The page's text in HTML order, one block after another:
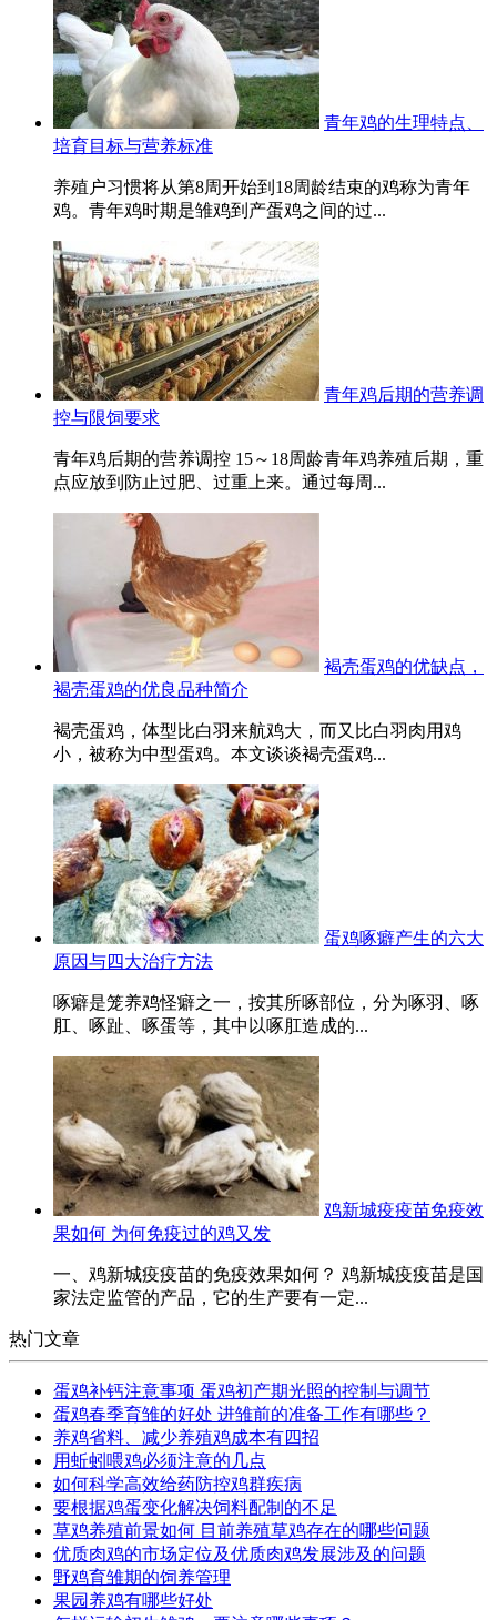
青年鸡的生理特点、
培育目标与营养标准
养殖户习惯将从第8周开始到18周龄结束的鸡称为青年
鸡。青年鸡时期是雏鸡到产蛋鸡之间的过...
青年鸡后期的营养调
控与限饲要求
青年鸡后期的营养调控 15～18周龄青年鸡养殖后期，重
点应放到防止过肥、过重上来。通过每周...
褐壳蛋鸡的优缺点，
褐壳蛋鸡的优良品种简介
褐壳蛋鸡，体型比白羽来航鸡大，而又比白羽肉用鸡
小，被称为中型蛋鸡。本文谈谈褐壳蛋鸡...
蛋鸡啄癖产生的六大
原因与四大治疗方法
啄癖是笼养鸡怪癖之一，按其所啄部位，分为啄羽、啄
肛、啄趾、啄蛋等，其中以啄肛造成的...
鸡新城疫疫苗免疫效
果如何 为何免疫过的鸡又发
一、鸡新城疫疫苗的免疫效果如何？ 鸡新城疫疫苗是国
家法定监管的产品，它的生产要有一定...
热门文章
蛋鸡补钙注意事项 蛋鸡初产期光照的控制与调节
蛋鸡春季育雏的好处 进雏前的准备工作有哪些？
养鸡省料、减少养殖鸡成本有四招
用蚯蚓喂鸡必须注意的几点
如何科学高效给药防控鸡群疾病
要根据鸡蛋变化解决饲料配制的不足
草鸡养殖前景如何 目前养殖草鸡存在的哪些问题
优质肉鸡的市场定位及优质肉鸡发展涉及的问题
野鸡育雏期的饲养管理
果园养鸡有哪些好处